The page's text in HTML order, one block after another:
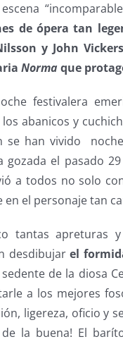
de ópera tan
y John Vickers
Normaque
festivalera
abanicos y
se han vivido
gozada el pasado
a todos no solo
en el personaje tan
tantas apreturas
desdibujarel
de la diosa
a los mejores
ligereza, oficio y
la buena! El